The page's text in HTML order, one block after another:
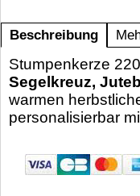
Beschreibung
Stumpenkerze
Segelkreuz,
warmen
personalisierbar